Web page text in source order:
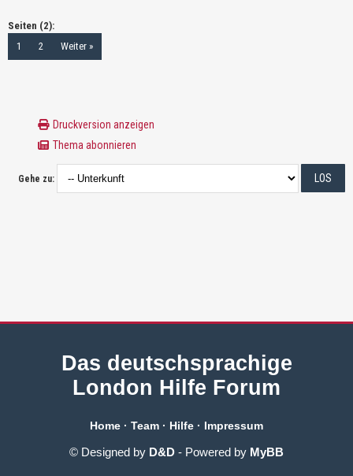
Seiten (2):
1
2 Weiter »
Druckversion anzeigen
Thema abonnieren
Gehe zu:
Das deutschsprachige
London Hilfe Forum
Home · Team · Hilfe · Impressum
© Designed by D&D - Powered by MyBB